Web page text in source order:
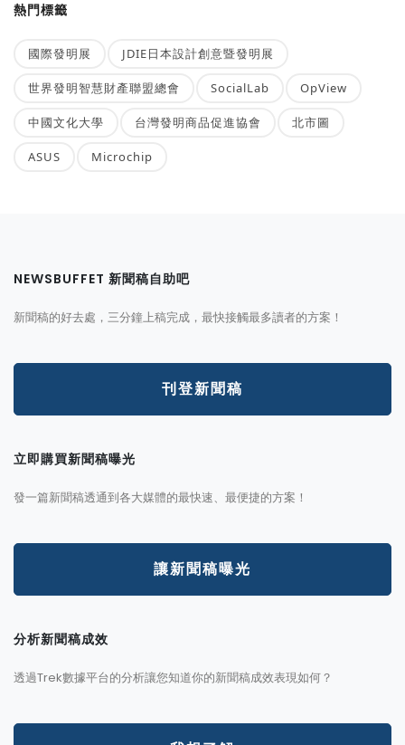
熱門標籤
國際發明展 JDIE日本設計創意暨發明展
世界發明智慧財產聯盟總會 SocialLab OpView
中國文化大學 台灣發明商品促進協會 北市圖
ASUS Microchip
NEWSBUFFET 新聞稿自助吧
新聞稿的好去處，三分鐘上稿完成，最快接觸最多讀者的方案！
刊登新聞稿
立即購買新聞稿曝光
發一篇新聞稿透通到各大媒體的最快速、最便捷的方案！
讓新聞稿曝光
分析新聞稿成效
透過Trek數據平台的分析讓您知道你的新聞稿成效表現如何？